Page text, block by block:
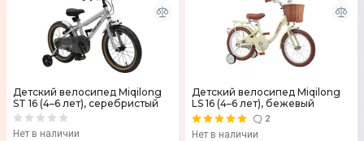
Детский велосипед Miqilong
ST 16 (4–6 лет), серебристый
Нет в наличии
Детский велосипед Miqilong
LS 16 (4–6 лет), бежевый
2
Нет в наличии